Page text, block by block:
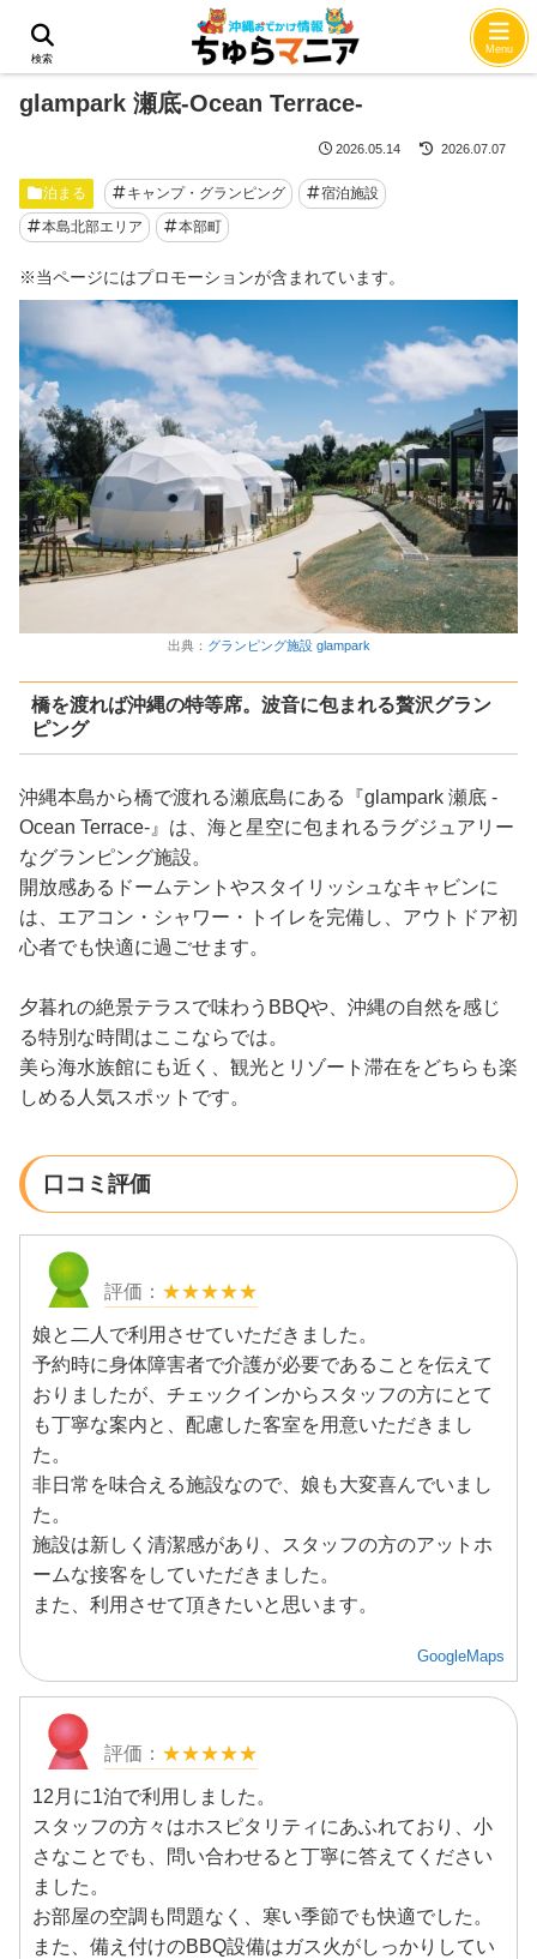
泊まる
glampark 瀬底-Ocean Terrace-
2026.05.14 2026.07.07
泊まる キャンプ・グランピング
宿泊施設
本島北部エリア
本部町
※当ページにはプロモーションが含まれています。
出典： グランピング施設 glampark
橋を渡れば沖縄の特等席。波音に包まれる贅沢グラン
ピング
沖縄本島から橋で渡れる瀬底島にある『glampark 瀬底 -
Ocean Terrace-』は、海と星空に包まれるラグジュアリー
なグランピング施設。
開放感あるドームテントやスタイリッシュなキャビンに
は、エアコン・シャワー・トイレを完備し、アウトドア初
心者でも快適に過ごせます。
夕暮れの絶景テラスで味わうBBQや、沖縄の自然を感じ
る特別な時間はここならでは。
美ら海水族館にも近く、観光とリゾート滞在をどちらも楽
しめる人気スポットです。
口コミ評価
★★★★★
娘と二人で利用させていただきました。
予約時に身体障害者で介護が必要であることを伝えて
おりましたが、チェックインからスタッフの方にとて
も丁寧な案内と、配慮した客室を用意いただきまし
た。
非日常を味合える施設なので、娘も大変喜んでいまし
た。
施設は新しく清潔感があり、スタッフの方のアットホ
ームな接客をしていただきました。
また、利用させて頂きたいと思います。
GoogleMaps
★★★★★
12月に1泊で利用しました。
スタッフの方々はホスピタリティにあふれており、小
さなことでも、問い合わせると丁寧に答えてください
ました。
お部屋の空調も問題なく、寒い季節でも快適でした。
また、備え付けのBBQ設備はガス火がしっかりしてい
検索
Menu